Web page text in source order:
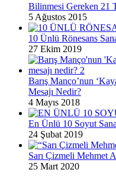
Bilinmesi Gereken 21
5 Ağustos 2015
10 Ünlü Rönesans
27 Ekim 2019
Barış Manço’nun
Mesajı Nedir?
4 Mayıs 2018
En Ünlü 10 Soyut
24 Şubat 2019
Sarı Çizmeli Mehmet
25 Mart 2020